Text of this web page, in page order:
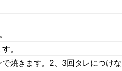
。
焼きます。2、3回タレにつけな